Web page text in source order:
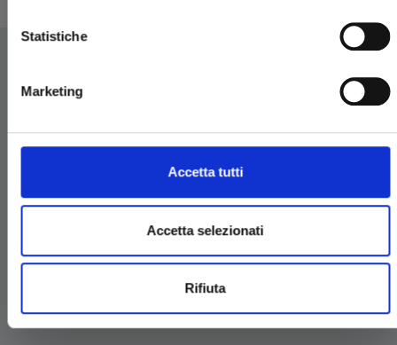
Statistiche
Marketing
Accetta tutti
Accetta selezionati
Rifiuta
- 06134 Bosco (Perugia)
P.IVA 03850300546
+39 075 591 8353
- per informazioni
acquistaonline@starcomics.com